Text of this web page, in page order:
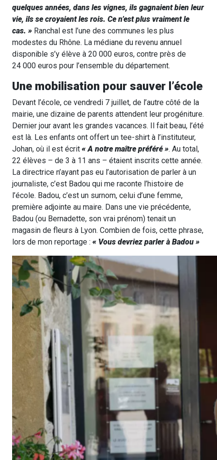
quelques années, dans les vignes, ils gagnaient bien leur
vie, ils se croyaient les rois. Ce n’est plus vraiment le
cas. » Ranchal est l’une des communes les plus
modestes du Rhône. La médiane du revenu annuel
disponible s’y élève à 20 000 euros, contre près de
24 000 euros pour l’ensemble du département.
Une mobilisation pour sauver l’école
Devant l’école, ce vendredi 7 juillet, de l’autre côté de la
mairie, une dizaine de parents attendent leur progéniture.
Dernier jour avant les grandes vacances. Il fait beau, l’été
est là. Les enfants ont offert un tee-shirt à l’instituteur,
Johan, où il est écrit « A notre maître préféré ». Au total,
22 élèves – de 3 à 11 ans – étaient inscrits cette année.
La directrice n’ayant pas eu l’autorisation de parler à un
journaliste, c’est Badou qui me raconte l’histoire de
l’école. Badou, c’est un surnom, celui d’une femme,
première adjointe au maire. Dans une vie précédente,
Badou (ou Bernadette, son vrai prénom) tenait un
magasin de fleurs à Lyon. Combien de fois, cette phrase,
lors de mon reportage : « Vous devriez parler à Badou »